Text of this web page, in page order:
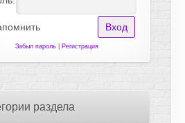
Забыл пароль Регистрация
раздела